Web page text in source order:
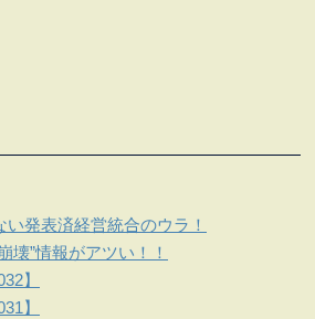
発表済経営統合のウラ！
壊”情報がアツい！！
】
】